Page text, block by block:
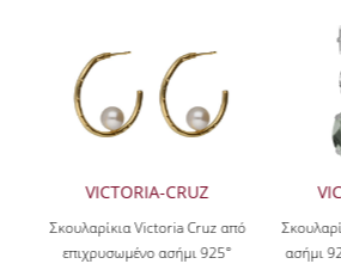
VICTORIA-CRUZ
Σκουλαρίκια Victoria Cruz από
επιχρυσωμένο ασήμι 925°
ασήμι